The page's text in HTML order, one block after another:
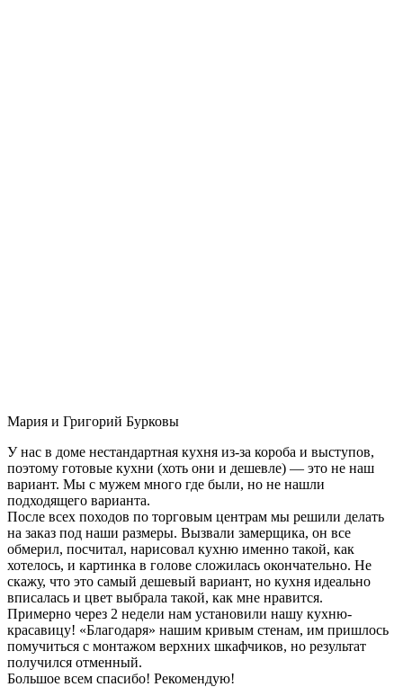
Мария и Григорий Бурковы
У нас в доме нестандартная кухня из-за короба и выступов,
поэтому готовые кухни (хоть они и дешевле) — это не наш
вариант. Мы с мужем много где были, но не нашли
подходящего варианта.
После всех походов по торговым центрам мы решили делать
на заказ под наши размеры. Вызвали замерщика, он все
обмерил, посчитал, нарисовал кухню именно такой, как
хотелось, и картинка в голове сложилась окончательно. Не
скажу, что это самый дешевый вариант, но кухня идеально
вписалась и цвет выбрала такой, как мне нравится.
Примерно через 2 недели нам установили нашу кухню-
красавицу! «Благодаря» нашим кривым стенам, им пришлось
помучиться с монтажом верхних шкафчиков, но результат
получился отменный.
Большое всем спасибо! Рекомендую!